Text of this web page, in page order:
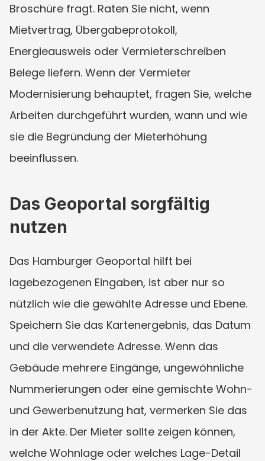
Broschüre fragt. Raten Sie nicht, wenn
Mietvertrag, Übergabeprotokoll,
Energieausweis oder Vermieterschreiben
Belege liefern. Wenn der Vermieter
Modernisierung behauptet, fragen Sie, welche
Arbeiten durchgeführt wurden, wann und wie
sie die Begründung der Mieterhöhung
beeinflussen.
Das Geoportal sorgfältig
nutzen
Das Hamburger Geoportal hilft bei
lagebezogenen Eingaben, ist aber nur so
nützlich wie die gewählte Adresse und Ebene.
Speichern Sie das Kartenergebnis, das Datum
und die verwendete Adresse. Wenn das
Gebäude mehrere Eingänge, ungewöhnliche
Nummerierungen oder eine gemischte Wohn-
und Gewerbenutzung hat, vermerken Sie das
in der Akte. Der Mieter sollte zeigen können,
welche Wohnlage oder welches Lage-Detail